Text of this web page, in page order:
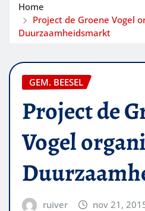
Home
Project de Groene Vogel
Duurzaamheidsmarkt
GEM. BEESEL
Project de
Vogel
ruiver nov 21,